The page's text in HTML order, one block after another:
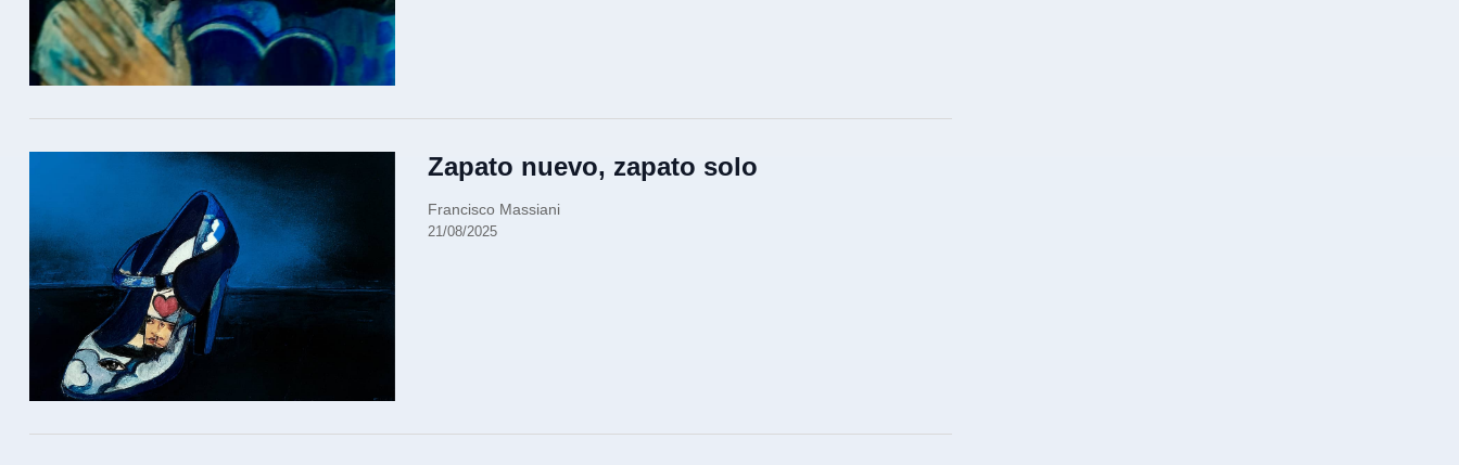
Zapato nuevo, zapato solo
Francisco Massiani
21/08/2025